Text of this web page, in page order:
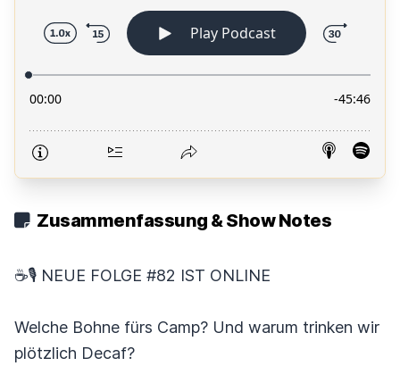
Zusammenfassung & Show Notes
☕🎙️ NEUE FOLGE #82 IST ONLINE
Welche Bohne fürs Camp? Und warum trinken wir
plötzlich Decaf?